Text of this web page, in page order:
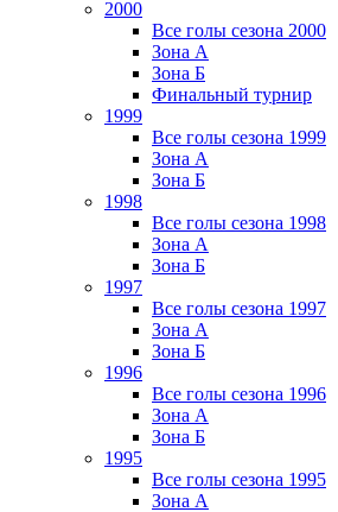
2000
Все голы сезона 2000
Зона А
Зона Б
Финальный турнир
1999
Все голы сезона 1999
Зона А
Зона Б
1998
Все голы сезона 1998
Зона А
Зона Б
1997
Все голы сезона 1997
Зона А
Зона Б
1996
Все голы сезона 1996
Зона А
Зона Б
1995
Все голы сезона 1995
Зона А